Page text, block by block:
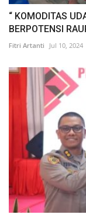
“ KOMODITAS
BERPOTENSI
Fitri Artanti Jul 10, 2024